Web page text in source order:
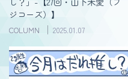
ジコーズ）】
COLUMN 2025.01.07